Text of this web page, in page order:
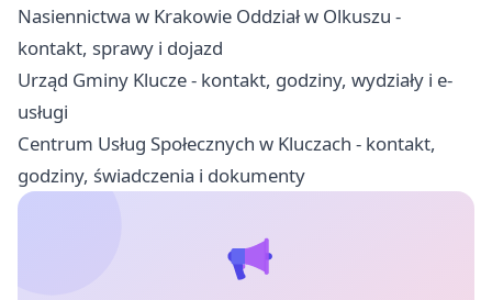
Nasiennictwa w Krakowie Oddział w Olkuszu -
kontakt, sprawy i dojazd
Urząd Gminy Klucze - kontakt, godziny, wydziały i e-
usługi
Centrum Usług Społecznych w Kluczach - kontakt,
godziny, świadczenia i dokumenty